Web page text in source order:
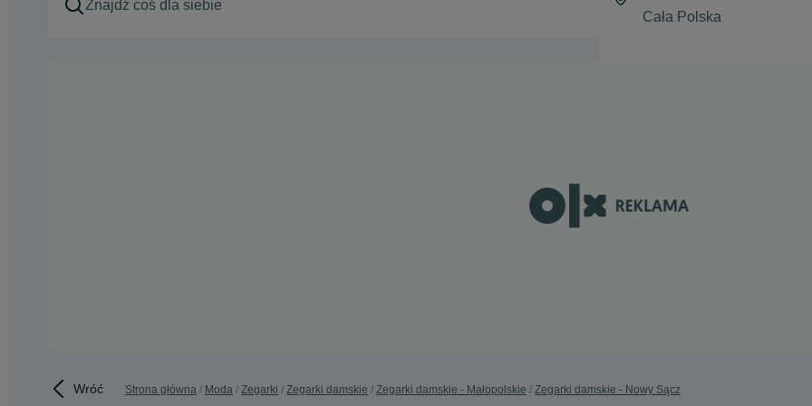
Wróć Strona główna Moda Zegarki Zegarki damskie Zegarki damskie - Małopolskie Zegarki damskie - Nowy Sącz